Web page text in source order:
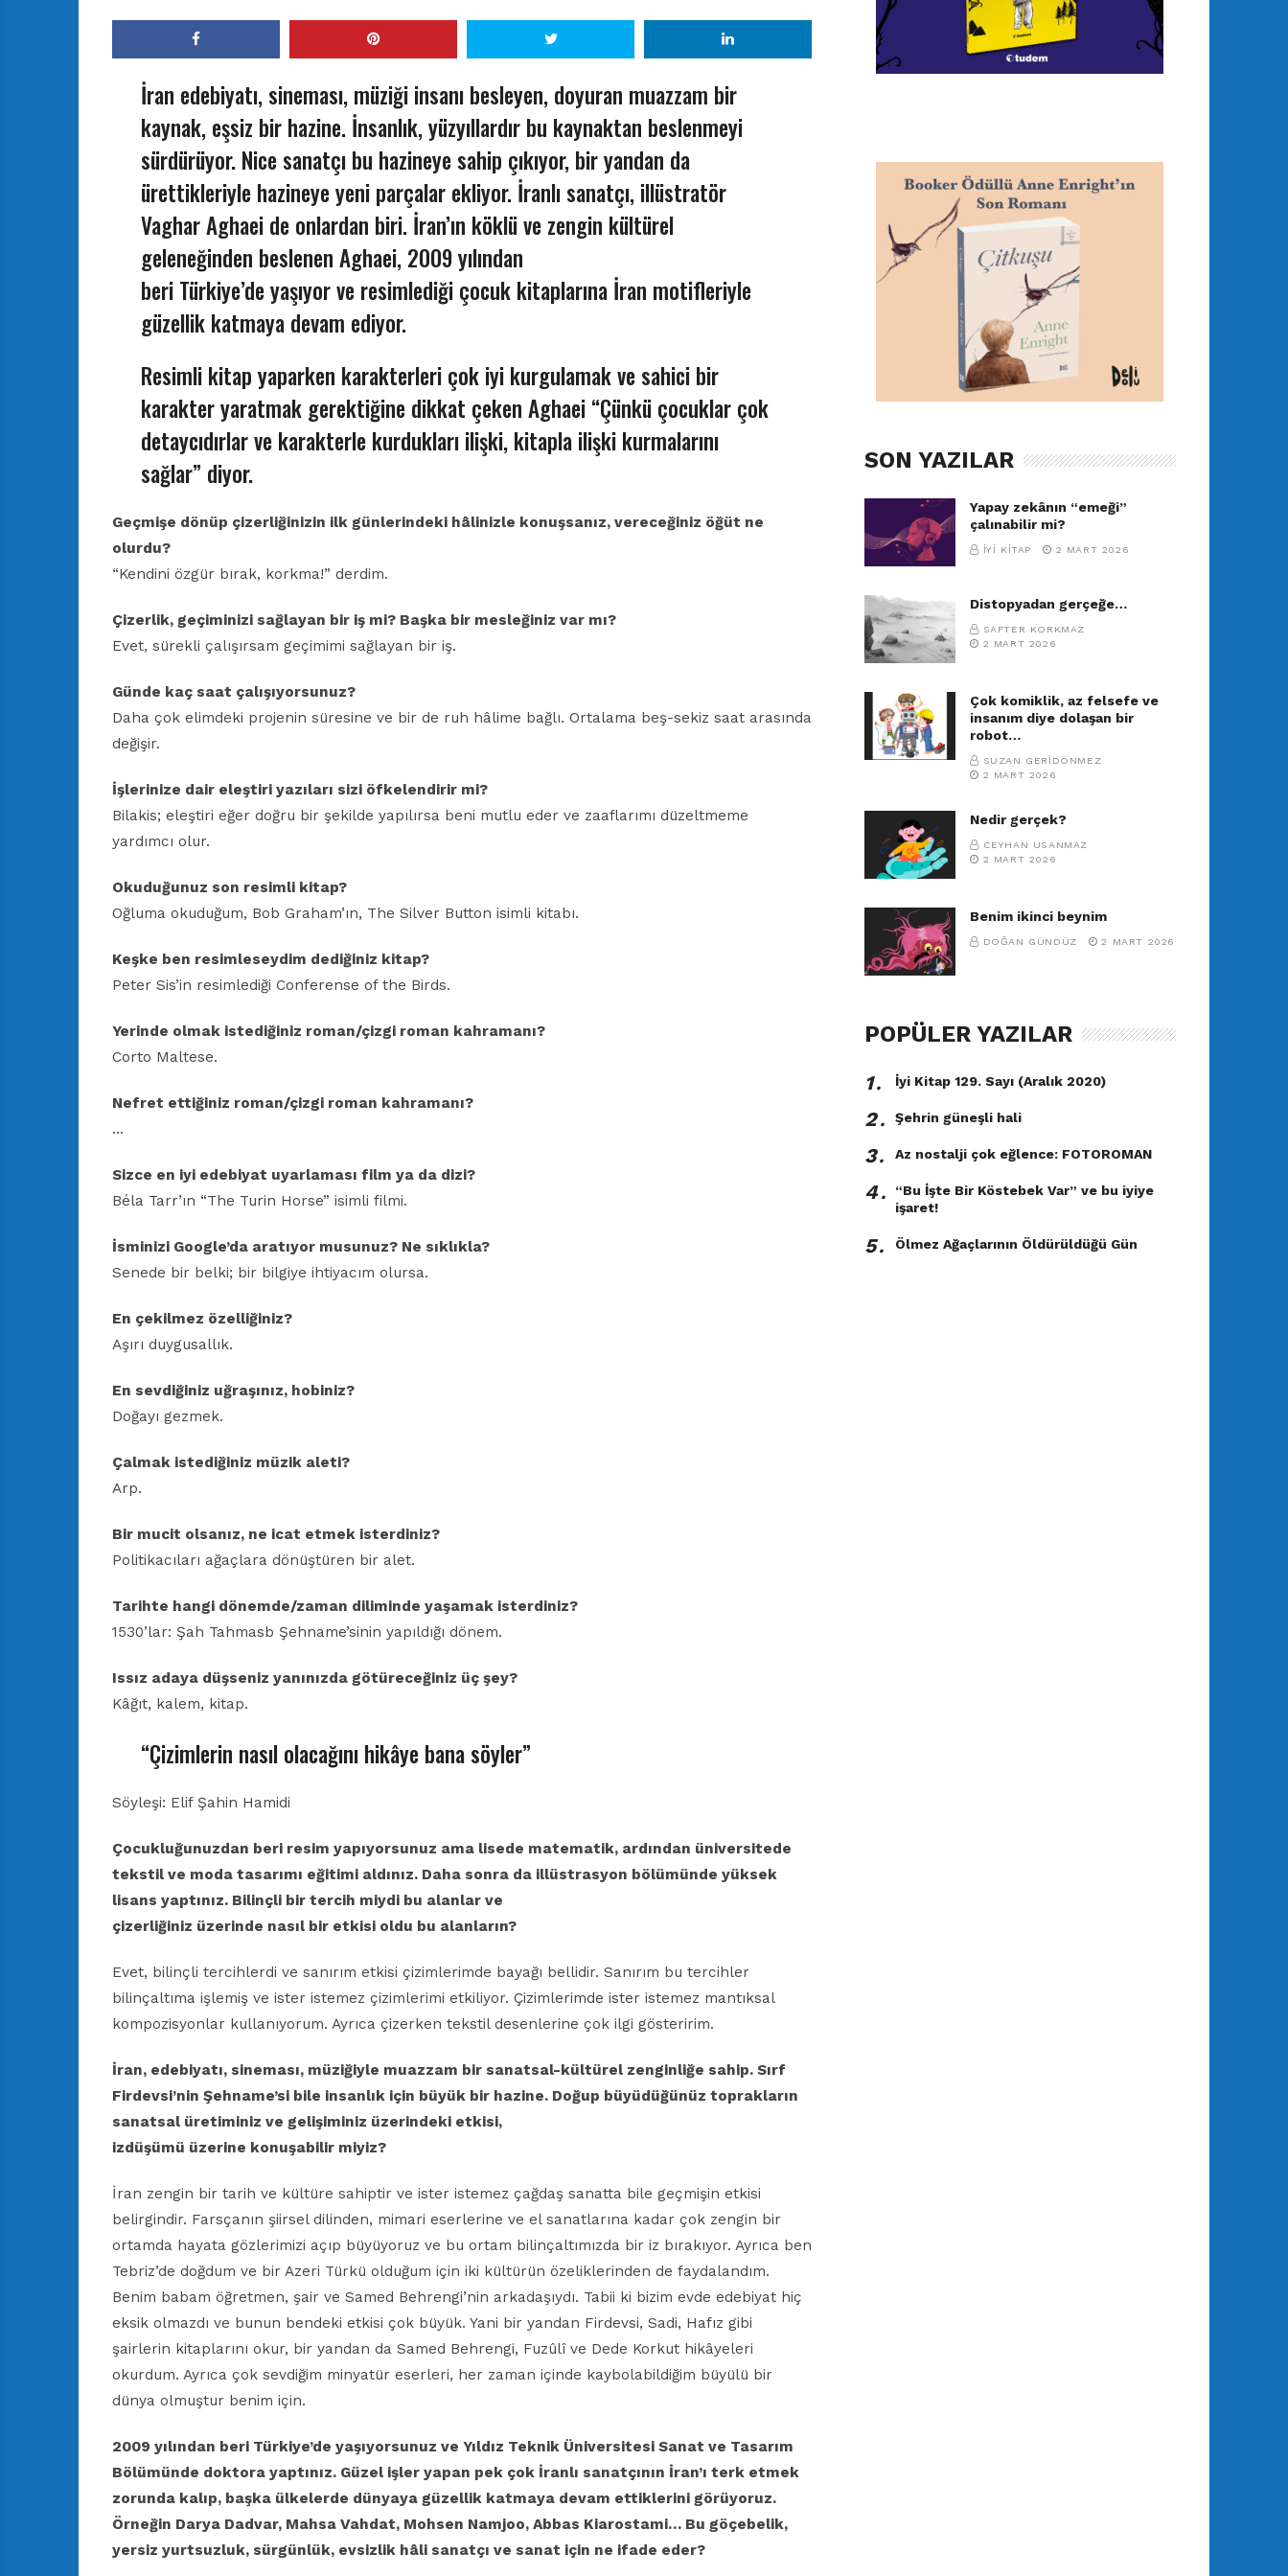
İran edebiyatı, sineması, müziği insanı besleyen, doyuran muazzam bir
kaynak, eşsiz bir hazine. İnsanlık, yüzyıllardır bu kaynaktan beslenmeyi
sürdürüyor. Nice sanatçı bu hazineye sahip çıkıyor, bir yandan da
ürettikleriyle hazineye yeni parçalar ekliyor. İranlı sanatçı, illüstratör
Vaghar Aghaei de onlardan biri. İran’ın köklü ve zengin kültürel
geleneğinden beslenen Aghaei, 2009 yılından
beri Türkiye’de yaşıyor ve resimlediği çocuk kitaplarına İran motifleriyle
güzellik katmaya devam ediyor.
Resimli kitap yaparken karakterleri çok iyi kurgulamak ve sahici bir
karakter yaratmak gerektiğine dikkat çeken Aghaei “Çünkü çocuklar çok
detaycıdırlar ve karakterle kurdukları ilişki, kitapla ilişki kurmalarını
sağlar” diyor.
Geçmişe dönüp çizerliğinizin ilk günlerindeki hâlinizle konuşsanız, vereceğiniz öğüt ne
olurdu?
“Kendini özgür bırak, korkma!” derdim.
Çizerlik, geçiminizi sağlayan bir iş mi? Başka bir mesleğiniz var mı?
Evet, sürekli çalışırsam geçimimi sağlayan bir iş.
Günde kaç saat çalışıyorsunuz?
Daha çok elimdeki projenin süresine ve bir de ruh hâlime bağlı. Ortalama beş-sekiz saat arasında
değişir.
İşlerinize dair eleştiri yazıları sizi öfkelendirir mi?
Bilakis; eleştiri eğer doğru bir şekilde yapılırsa beni mutlu eder ve zaaflarımı düzeltmeme
yardımcı olur.
Okuduğunuz son resimli kitap?
Oğluma okuduğum, Bob Graham’ın, The Silver Button isimli kitabı.
Keşke ben resimleseydim dediğiniz kitap?
Peter Sis’in resimlediği Conferense of the Birds.
Yerinde olmak istediğiniz roman/çizgi roman kahramanı?
Corto Maltese.
Nefret ettiğiniz roman/çizgi roman kahramanı?
…
Sizce en iyi edebiyat uyarlaması film ya da dizi?
Béla Tarr’ın “The Turin Horse” isimli filmi.
İsminizi Google’da aratıyor musunuz? Ne sıklıkla?
Senede bir belki; bir bilgiye ihtiyacım olursa.
En çekilmez özelliğiniz?
Aşırı duygusallık.
En sevdiğiniz uğraşınız, hobiniz?
Doğayı gezmek.
Çalmak istediğiniz müzik aleti?
Arp.
Bir mucit olsanız, ne icat etmek isterdiniz?
Politikacıları ağaçlara dönüştüren bir alet.
Tarihte hangi dönemde/zaman diliminde yaşamak isterdiniz?
1530’lar: Şah Tahmasb Şehname’sinin yapıldığı dönem.
Issız adaya düşseniz yanınızda götüreceğiniz üç şey?
Kâğıt, kalem, kitap.
“Çizimlerin nasıl olacağını hikâye bana söyler”
Söyleşi: Elif Şahin Hamidi
Çocukluğunuzdan beri resim yapıyorsunuz ama lisede matematik, ardından üniversitede
tekstil ve moda tasarımı eğitimi aldınız. Daha sonra da illüstrasyon bölümünde yüksek
lisans yaptınız. Bilinçli bir tercih miydi bu alanlar ve
çizerliğiniz üzerinde nasıl bir etkisi oldu bu alanların?
Evet, bilinçli tercihlerdi ve sanırım etkisi çizimlerimde bayağı bellidir. Sanırım bu tercihler
bilinçaltıma işlemiş ve ister istemez çizimlerimi etkiliyor. Çizimlerimde ister istemez mantıksal
kompozisyonlar kullanıyorum. Ayrıca çizerken tekstil desenlerine çok ilgi gösteririm.
İran, edebiyatı, sineması, müziğiyle muazzam bir sanatsal-kültürel zenginliğe sahip. Sırf
Firdevsi’nin Şehname’si bile insanlık için büyük bir hazine. Doğup büyüdüğünüz toprakların
sanatsal üretiminiz ve gelişiminiz üzerindeki etkisi,
izdüşümü üzerine konuşabilir miyiz?
İran zengin bir tarih ve kültüre sahiptir ve ister istemez çağdaş sanatta bile geçmişin etkisi
belirgindir. Farsçanın şiirsel dilinden, mimari eserlerine ve el sanatlarına kadar çok zengin bir
ortamda hayata gözlerimizi açıp büyüyoruz ve bu ortam bilinçaltımızda bir iz bırakıyor. Ayrıca ben
Tebriz’de doğdum ve bir Azeri Türkü olduğum için iki kültürün özeliklerinden de faydalandım.
Benim babam öğretmen, şair ve Samed Behrengi’nin arkadaşıydı. Tabii ki bizim evde edebiyat hiç
eksik olmazdı ve bunun bendeki etkisi çok büyük. Yani bir yandan Firdevsi, Sadi, Hafız gibi
şairlerin kitaplarını okur, bir yandan da Samed Behrengi, Fuzûlî ve Dede Korkut hikâyeleri
okurdum. Ayrıca çok sevdiğim minyatür eserleri, her zaman içinde kaybolabildiğim büyülü bir
dünya olmuştur benim için.
2009 yılından beri Türkiye’de yaşıyorsunuz ve Yıldız Teknik Üniversitesi Sanat ve Tasarım
Bölümünde doktora yaptınız. Güzel işler yapan pek çok İranlı sanatçının İran’ı terk etmek
zorunda kalıp, başka ülkelerde dünyaya güzellik katmaya devam ettiklerini görüyoruz.
Örneğin Darya Dadvar, Mahsa Vahdat, Mohsen Namjoo, Abbas Kiarostami… Bu göçebelik,
yersiz yurtsuzluk, sürgünlük, evsizlik hâli sanatçı ve sanat için ne ifade eder?
SON YAZILAR
Yapay zekânın “emeği”
çalınabilir mi?
İYI KITAP 2 MART 2026
Distopyadan gerçeğe…
SAFTER KORKMAZ
2 MART 2026
Çok komiklik, az felsefe ve
insanım diye dolaşan bir
robot…
SUZAN GERIDÖNMEZ
2 MART 2026
Nedir gerçek?
CEYHAN USANMAZ
2 MART 2026
Benim ikinci beynim
DOĞAN GÜNDÜZ 2 MART 2026
POPÜLER YAZILAR
1․ İyi Kitap 129. Sayı (Aralık 2020)
2․ Şehrin güneşli hali
3․ Az nostalji çok eğlence: FOTOROMAN
4․
“Bu İşte Bir Köstebek Var” ve bu iyiye
işaret!
5․ Ölmez Ağaçlarının Öldürüldüğü Gün